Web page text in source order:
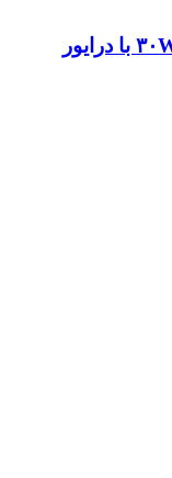
ال ای دی COB سفید مهتابی ۳۰W 220V با درایور